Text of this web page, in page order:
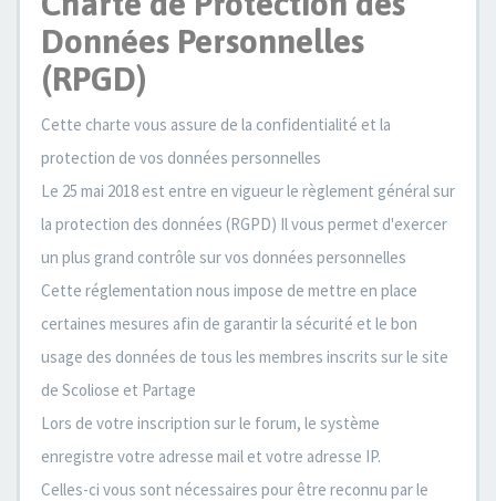
Données Personnelles
(RPGD)
Cette charte vous assure de la confidentialité et la
protection de vos données personnelles
Le 25 mai 2018 est entre en vigueur le règlement général sur
la protection des données (RGPD) Il vous permet d'exercer
un plus grand contrôle sur vos données personnelles
Cette réglementation nous impose de mettre en place
certaines mesures afin de garantir la sécurité et le bon
usage des données de tous les membres inscrits sur le site
de Scoliose et Partage
Lors de votre inscription sur le forum, le système
enregistre votre adresse mail et votre adresse IP.
Celles-ci vous sont nécessaires pour être reconnu par le